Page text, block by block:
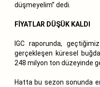
düşmeyelim” dedi.
FİYATLAR DÜŞÜK KALDI
IGC raporunda,
gerçekleşen küresel
248 milyon ton düzeyinde
Hatta bu sezon sonunda